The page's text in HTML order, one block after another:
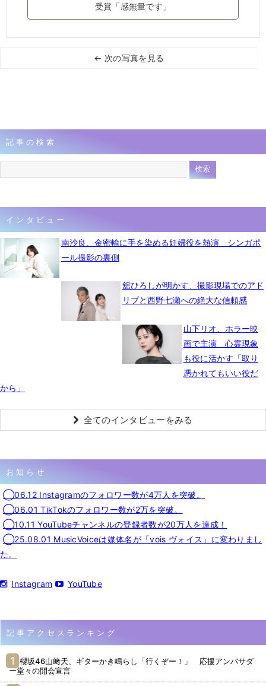
受賞「感無量です」
← 次の写真を見る
記事の検索
インタビュー
南沙良、金密輸に手を染める妊婦役を熱演 シンガポ
ール撮影の裏側
舘ひろしが明かす、撮影現場でのアド
リブと西野七瀬への絶大な信頼感
山下リオ、ホラー映
画で主演 心霊現象
も役に活かす「取り
憑かれてもいい役だ
から」
全てのインタビューをみる
お知らせ
◯06.12 Instagramのフォロワー数が4万人を突破。
◯06.01 TikTokのフォロワー数が2万を突破。
◯10.11 YouTubeチャンネルの登録者数が20万人を達成！
◯25.08.01 MusicVoiceは媒体名が「vois ヴォイス」に変わりまし
た。
Instagram YouTube
記事アクセスランキング
櫻坂46山﨑天、ギターかき鳴らし「行くぞー！」 応援アンバサダ
ー堂々の開会宣言